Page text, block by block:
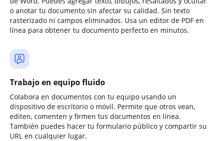
o anotar tu documento sin afectar su calidad. Sin texto
rasterizado ni campos eliminados. Usa un editor de PDF en
línea para obtener tu documento perfecto en minutos.
Trabajo en equipo fluido
Colabora en documentos con tu equipo usando un
dispositivo de escritorio o móvil. Permite que otros vean,
editen, comenten y firmen tus documentos en línea.
También puedes hacer tu formulario público y compartir su
URL en cualquier lugar.